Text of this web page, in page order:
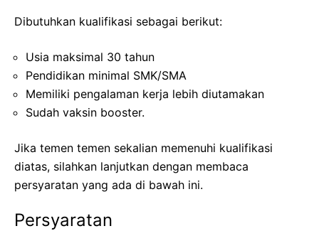
Dibutuhkan kualifikasi sebagai berikut:
Usia maksimal 30 tahun
Pendidikan minimal SMK/SMA
Memiliki pengalaman kerja lebih diutamakan
Sudah vaksin booster.
Jika temen temen sekalian memenuhi kualifikasi
diatas, silahkan lanjutkan dengan membaca
persyaratan yang ada di bawah ini.
Persyaratan